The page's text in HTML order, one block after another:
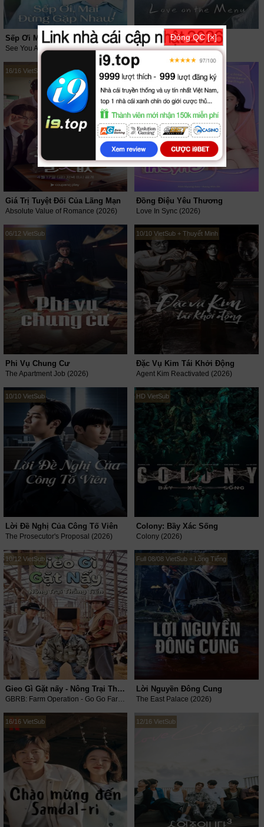
Sếp Ơi Mai Đừng Gặp Nhau
See You At Work Tomorrow! (2026)
Tình Yêu Trên Thực Đơn
Love On The Menu (2026)
16/16 VietSub
Giá Trị Tuyệt Đối Của Lãng Mạn
Absolute Value of Romance (2026)
Đồng Điệu Yêu Thương
Love In Sync (2026)
06/12 VietSub
Phi Vụ Chung Cư
The Apartment Job (2026)
10/10 VietSub + Thuyết Minh
Đặc Vụ Kim Tái Khởi Động
Agent Kim Reactivated (2026)
10/10 VietSub
Lời Đề Nghị Của Công Tố Viên
The Prosecutor's Proposal (2026)
HD VietSub
Colony: Bầy Xác Sống
Colony (2026)
10/12 VietSub
Gieo Gì Gặt nấy - Nông Trại Thẳng Tiến
GBRB: Farm Operation - Go Go Farm (2026)
Full 08/08 VietSub + Lồng Tiếng
Lời Nguyền Đông Cung
The East Palace (2026)
16/16 VietSub 12/16 VietSub
Đóng QC [×]